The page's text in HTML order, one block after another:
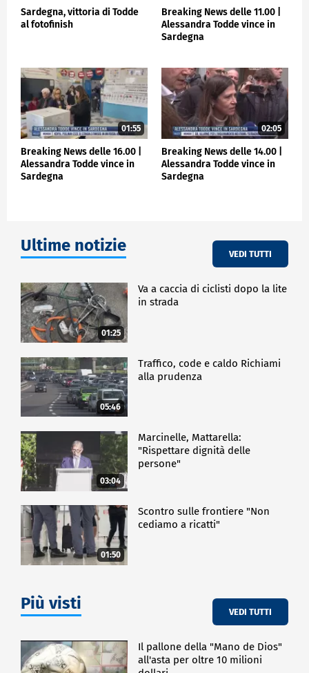
Sardegna, vittoria di Todde
al fotofinish
Breaking News delle 11.00 |
Alessandra Todde vince in
Sardegna
01:55
Breaking News delle 16.00 |
Alessandra Todde vince in
Sardegna
02:05
Breaking News delle 14.00 |
Alessandra Todde vince in
Sardegna
Ultime notizie VEDI TUTTI
01:25
Va a caccia di ciclisti dopo la lite
in strada
05:46
Traffico, code e caldo Richiami
alla prudenza
03:04
Marcinelle, Mattarella:
"Rispettare dignità delle
persone"
01:50
Scontro sulle frontiere "Non
cediamo a ricatti"
Più visti VEDI TUTTI
Il pallone della "Mano de Dios"
all'asta per oltre 10 milioni